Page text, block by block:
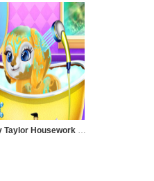
Baby Taylor Housework Day